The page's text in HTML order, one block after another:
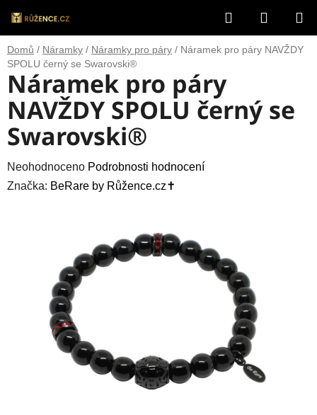
na
obsah
Hledat
KOŠÍK
Domů / Náramky / Náramky pro páry / Náramek pro páry NAVŽDY
SPOLU černý se Swarovski®
Náramek pro páry
NAVŽDY SPOLU černý se
Swarovski®
Průměrné
hodnocení
hvězdiček.
Neohodnoceno Podrobnosti hodnocení
Značka: BeRare by Růžence.cz✝️